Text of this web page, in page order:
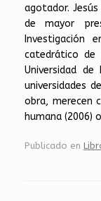
agotador.
de mayor
Investigación
catedrático
Universidad
universidades
obra, merecen
humana (2006)
Publicado en